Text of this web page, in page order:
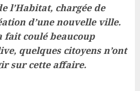
l’Habitat, chargée de
d’une nouvelle ville.
fait coulé beaucoup
quelques citoyens n’ont
sur cette affaire.